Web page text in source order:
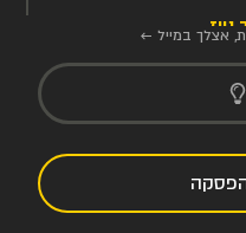
ניוזאצלך במייל ←